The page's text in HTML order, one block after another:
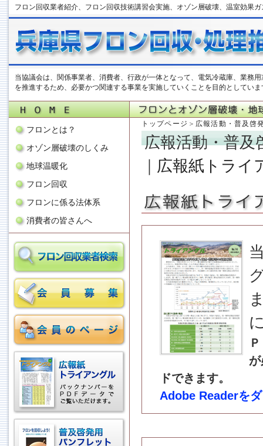
フロン回収業者紹介、フロン回収技術講習会実施、オゾン層破壊、温室効果ガ
当協議会は、関係事業者、消費者、行政が一体となって、電気冷蔵庫、業務
を推進するため、必要かつ関連する事業を実施していくことを目的としていま
フロンとは？
オゾン層破壊のしくみ
地球温暖化
フロン回収
フロンに係る法体系
消費者の皆さんへ
トップページ ＞ 広報活動・普及啓
広報活動・普及
広報紙トライ
ドできます。
Adobe Readerを